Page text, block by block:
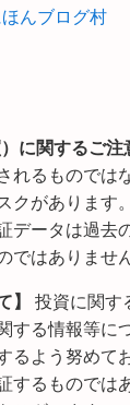
んブログ村
に関するご注
れるものでは
クがあります
データは過去
ではありません
】
投資に関す
する情報等に
るよう努めて
するものでは